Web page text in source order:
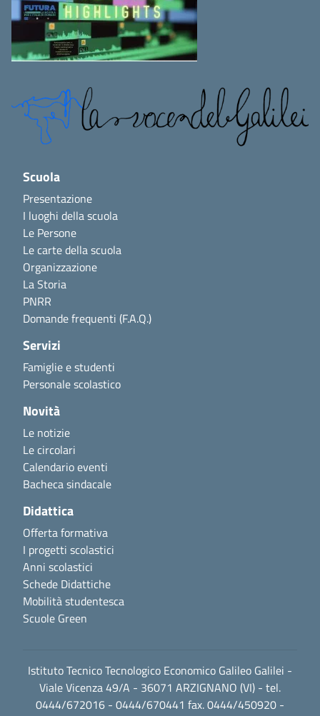
Scuola
Presentazione
I luoghi della scuola
Le Persone
Le carte della scuola
Organizzazione
La Storia
PNRR
Domande frequenti (F.A.Q.)
Servizi
Famiglie e studenti
Personale scolastico
Novità
Le notizie
Le circolari
Calendario eventi
Bacheca sindacale
Didattica
Offerta formativa
I progetti scolastici
Anni scolastici
Schede Didattiche
Mobilità studentesca
Scuole Green
Istituto Tecnico Tecnologico Economico Galileo Galilei -
Viale Vicenza 49/A - 36071 ARZIGNANO (VI) - tel.
0444/672016 - 0444/670441 fax. 0444/450920 -